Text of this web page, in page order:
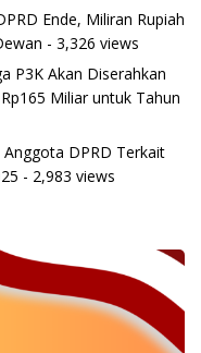
Ende, Miliran Rupiah
- 3,326 views
P3K Akan Diserahkan
Miliar untuk Tahun
DPRD Terkait
- 2,983 views